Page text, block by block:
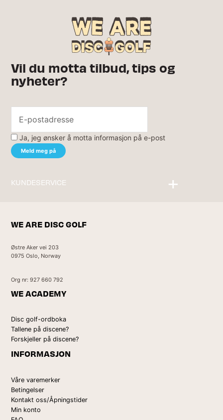
Vil du motta tilbud, tips og
nyheter?
Ja, jeg ønsker å motta informasjon på e-post
KUNDESERVICE
WE ARE DISC GOLF
Østre Aker vei 203
0975 Oslo, Norway
Org nr: 927 660 792
WE ACADEMY
Disc golf-ordboka
Tallene på discene?
Forskjeller på discene?
INFORMASJON
Våre varemerker
Betingelser
Kontakt oss/Åpningstider
Min konto